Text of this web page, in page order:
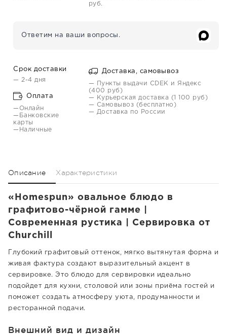
руб.
Ответим на ваши вопросы.
Срок доставки
— 2-4 дня
Оплата
—Онлайн
—Банковские
карты
—Наличные
Доставка, самовывоз
— Пункты выдачи CDEK и Яндекс
(400 руб)
— Курьерская доставка (1 100 руб)
— Самовывоз (бесплатно)
— Доставка по России
Описание Характеристики
«Homespun» овальное блюдо в
графитово-чёрной гамме |
Современная рустика | Сервировка от
Churchill
Глубокий графитовый оттенок, мягко вытянутая форма и
живая фактура создают выразительный акцент в
сервировке. Это блюдо для сервировки идеально
подойдет для кухни, столовой или зоны приёма гостей и
поможет создать атмосферу уюта, продуманности и
ресторанной подачи.
Внешний вид и дизайн